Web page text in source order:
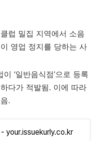
럽 밀집 지역에서 소음
영업 정지를 당하는 사
‘일반음식점’으로 등록
다가 적발됨. 이에 따라
.
- your.issuekurly.co.kr